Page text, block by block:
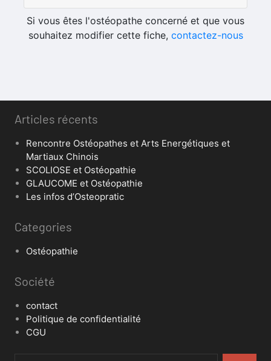
Si vous êtes l'ostéopathe concerné et que vous
souhaitez modifier cette fiche, contactez-nous
Articles récents
Rencontre Ostéopathes et Arts Energétiques et
Martiaux Chinois
SCOLIOSE et Ostéopathie
GLAUCOME et Ostéopathie
Les infos d’Osteopratic
Categories
Ostéopathie
Société
contact
Politique de confidentialité
CGU